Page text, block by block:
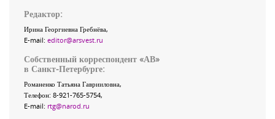
Редактор:
Ирина Георгиевна Гребнёва,
E-mail: editor@arsvest.ru
Собственный корреспондент «АВ»
в Санкт-Петербурге:
Романенко Татьяна Гаврииловна,
Телефон: 8-921-765-5754,
E-mail: rtg@narod.ru